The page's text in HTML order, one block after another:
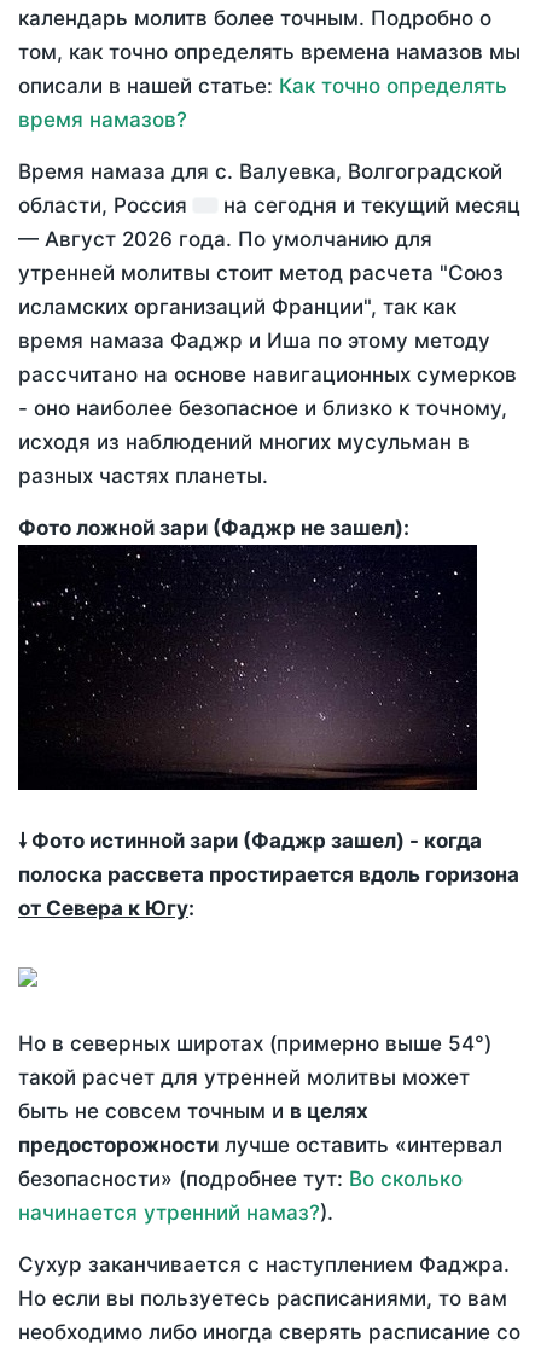
календарь молитв более точным. Подробно о
том, как точно определять времена намазов мы
описали в нашей статье: Как точно определять
время намазов?
Время намаза для с. Валуевка, Волгоградской
области, Россия
на сегодня и текущий месяц
— Август 2026 года. По умолчанию для
утренней молитвы стоит метод расчета "Союз
исламских организаций Франции", так как
время намаза Фаджр и Иша по этому методу
рассчитано на основе навигационных сумерков
- оно наиболее безопасное и близко к точному,
исходя из наблюдений многих мусульман в
разных частях планеты.
Фото ложной зари (Фаджр не зашел):
🠗 Фото истинной зари (Фаджр зашел) - когда
полоска рассвета простирается вдоль горизона
от Севера к Югу:
Но в северных широтах (примерно выше 54°)
такой расчет для утренней молитвы может
быть не совсем точным и в целях
предосторожности лучше оставить «интервал
безопасности» (подробнее тут: Во сколько
начинается утренний намаз?).
Сухур заканчивается с наступлением Фаджра.
Но если вы пользуетесь расписаниями, то вам
необходимо либо иногда сверять расписание со